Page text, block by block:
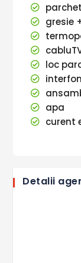
parchet
gresie
loc
interfon
apa
curent
Detalii